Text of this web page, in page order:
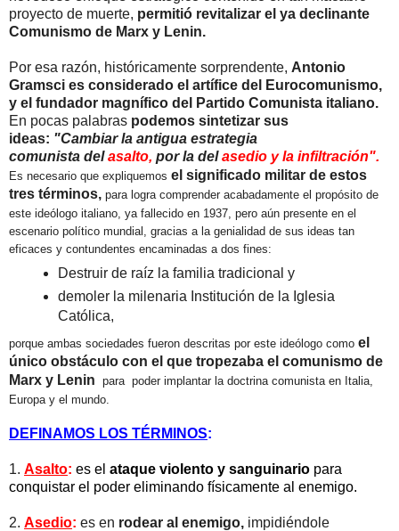
proyecto de muerte, permitió revitalizar el ya declinante
Comunismo de Marx y Lenin.
Por esa razón, históricamente sorprendente, Antonio
Gramsci es considerado el artífice del Eurocomunismo,
y el fundador magnífico del Partido Comunista italiano.
En pocas palabras podemos sintetizar sus
ideas: "Cambiar la antigua estrategia
comunista delasalto, por la delasedio y la infiltración".
Es necesario que expliquemos el significado militar de estos
tres términos, para logra comprender acabadamente el propósito de
este ideólogo italiano, ya fallecido en 1937, pero aún presente en el
escenario político mundial, gracias a la genialidad de sus ideas tan
eficaces y contundentes encaminadas a dos fines:
Destruir de raíz la familia tradicional y
demoler la milenaria Institución de la Iglesia
Católica,
porque ambas sociedades fueron descritas por este ideólogo como el
único obstáculo con el que tropezaba el comunismo de
Marx y Lenin para poder implantar la doctrina comunista en Italia,
Europa y el mundo.
DEFINAMOS LOS TÉRMINOS:
1. Asalto: es el ataque violento y sanguinario para
conquistar el poder eliminando físicamente al enemigo.
2. Asedio: es en rodear al enemigo, impidiéndole